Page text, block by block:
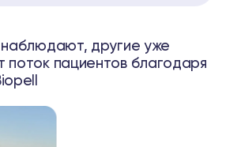
наблюдают, другие уже
поток пациентов благодаря